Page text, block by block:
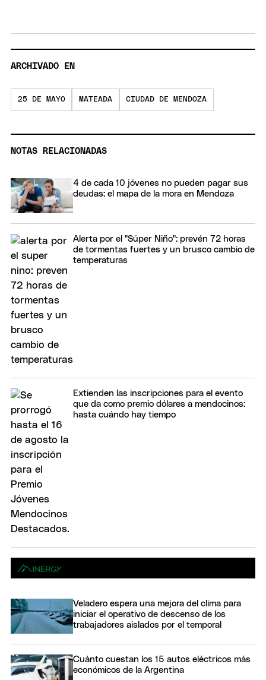
ARCHIVADO EN
25 DE MAYO MATEADA CIUDAD DE MENDOZA
NOTAS RELACIONADAS
4 de cada 10 jóvenes no pueden pagar sus
deudas: el mapa de la mora en Mendoza
Alerta por el "Súper Niño": prevén 72 horas
de tormentas fuertes y un brusco cambio de
temperaturas
Extienden las inscripciones para el evento
que da como premio dólares a mendocinos:
hasta cuándo hay tiempo
Veladero espera una mejora del clima para
iniciar el operativo de descenso de los
trabajadores aislados por el temporal
Cuánto cuestan los 15 autos eléctricos más
económicos de la Argentina